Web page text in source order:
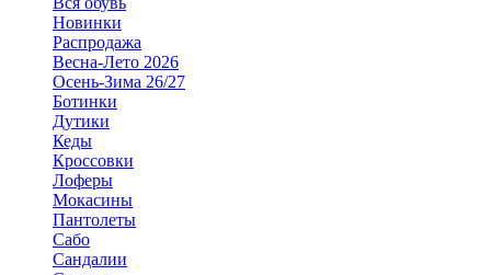
Новинки
Распродажа
Весна-Лето 2026
Осень-Зима 26/27
Ботинки
Дутики
Кеды
Кроссовки
Лоферы
Мокасины
Пантолеты
Сабо
Сандалии